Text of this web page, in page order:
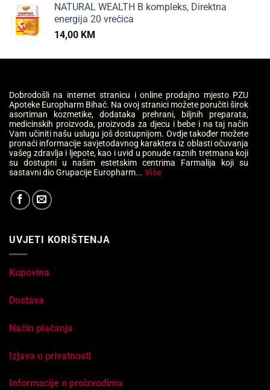
NATURAL WEALTH B kompleks, Direktna
energija 20 vrećica
14,00 KM
Dobrodošli na internet stranicu i online prodajno mjesto PZU
Apoteke Europharm Bihać. Na ovoj stranici možete poručiti širok
asortiman kozmetike, dodataka prehrani, biljnih preparata,
medicinskih proizvoda, proizvoda za djecu i bebe i na taj način
Vam učiniti našu uslugu još dostupnijom. Ovdje također možete
pronaći informacije savjetodavnog karaktera iz oblasti očuvanja
vašeg zdravlja i ljepote, kao i uvid u ponude raznih tretmana koji
su dostupni u našim estetskim centrima Farmalija koji su
sastavni dio Grupacije Europharm... Više
UVJETI KORIŠTENJA
Kupovina
Dostava
Način plaćanja
Izjava o privatnosti
Informacije o proizvodima